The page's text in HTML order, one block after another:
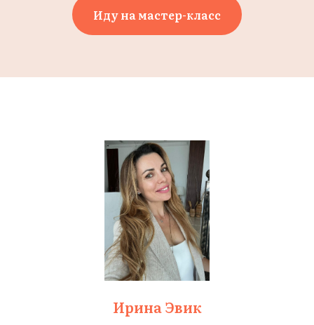
Иду на мастер-класс
Ирина Эвик